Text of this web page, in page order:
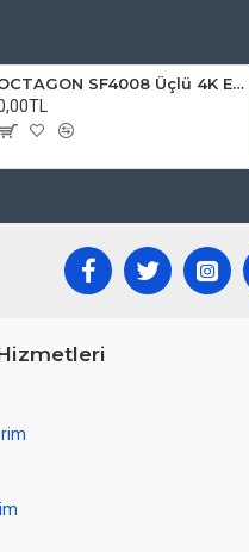
OCTAGON SF4008 Üçlü 4K E2 UHD 2160p ( 2x DVB-S2 X ve 1x DVB-C / T )